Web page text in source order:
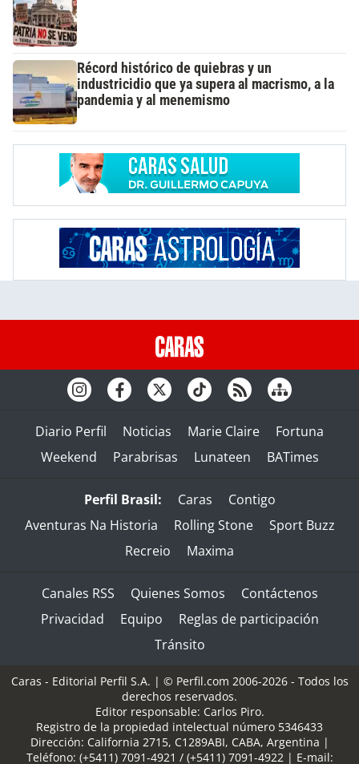
Récord histórico de quiebras y un
industricidio que ya supera al macrismo, a la
pandemia y al menemismo
Diario Perfil Noticias Marie Claire
Fortuna
Weekend
Parabrisas Lunateen BATimes
Perfil Brasil: Caras
Contigo
Aventuras Na Historia
Rolling Stone
Sport Buzz
Recreio
Maxima
Canales RSS Quienes Somos
Contáctenos
Privacidad
Equipo
Reglas de participación
Tránsito
Caras - Editorial Perfil S.A. | © Perfil.com 2006-2026 - Todos los
derechos reservados.
Editor responsable: Carlos Piro.
Registro de la propiedad intelectual número 5346433
Dirección: California 2715, C1289ABI, CABA, Argentina |
Teléfono: (+5411) 7091-4921 / (+5411) 7091-4922| E-mail: